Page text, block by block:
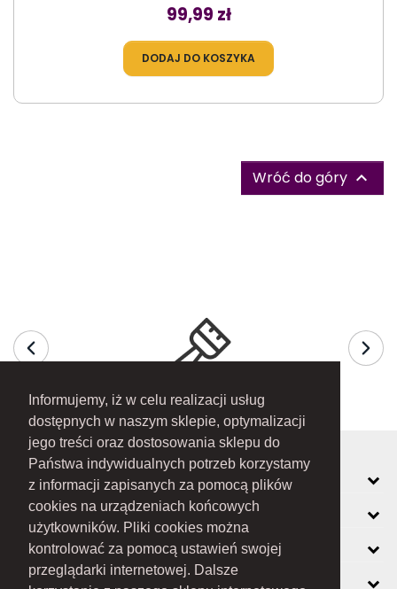
Informujemy, iż w celu realizacji usług
dostępnych w naszym sklepie, optymalizacji
jego treści oraz dostosowania sklepu do
Państwa indywidualnych potrzeb korzystamy
z informacji zapisanych za pomocą plików
cookies na urządzeniach końcowych
użytkowników. Pliki cookies można
kontrolować za pomocą ustawień swojej
przeglądarki internetowej. Dalsze
Cena
99,99 zł
DODAJ DO KOSZYKA
Wróć do góry 
MOJE KONTO
INFORMACJE
O FIRMIE
ZOBACZ RÓWNIEŻ